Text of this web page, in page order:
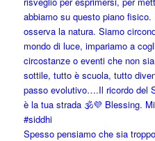
Spesso pensiamo che sia